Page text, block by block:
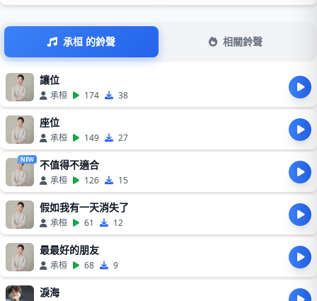
承桓 的鈴聲 相關鈴聲
讓位
承桓 174 38
座位
承桓 149 27
NEW 不值得不適合
承桓 126 15
假如我有一天消失了
承桓 61 12
最最好的朋友
承桓 68 9
淚海